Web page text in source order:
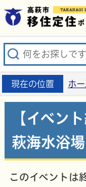
現在の位置 ホー
【イベン
萩海水浴
このイベントは